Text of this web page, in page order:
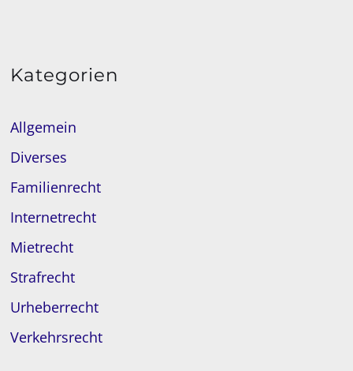
Kategorien
Allgemein
Diverses
Familienrecht
Internetrecht
Mietrecht
Strafrecht
Urheberrecht
Verkehrsrecht